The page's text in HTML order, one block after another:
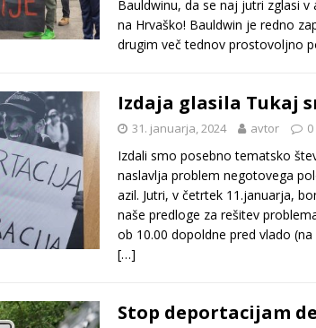
Bauldwinu, da se naj jutri zglasi
na Hrvaško! Bauldwin je redno
drugim več tednov prostovoljno
Izdaja glasila Tukaj
31. januarja, 2024 avtor 0
Izdali smo posebno tematsko
naslavlja problem negotovega
azil. Jutri, v četrtek 11.januarja,
naše predloge za rešitev
ob 10.00 dopoldne pred vlado
[…]
Stop deportacijam